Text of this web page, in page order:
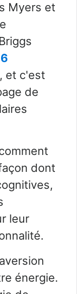
Myers et
, et c'est
de
dont
,
leur
énergie.